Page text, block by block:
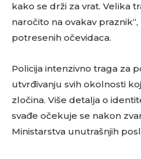
kako se drži za vrat. Velika
naročito na ovakav
potresenih očevidaca.
Policija intenzivno traga za
utvrđivanju svih okolnosti
zločina. Više detalja o
svađe očekuje se nakon
Ministarstva unutrašnjih